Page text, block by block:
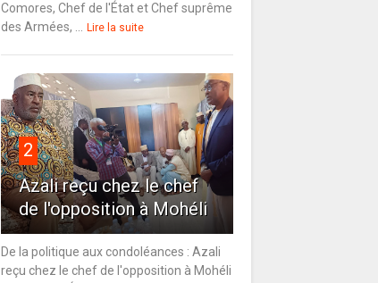
Comores, Chef de l'État et Chef suprême
des Armées, ...
Lire la suite
2
Azali reçu chez le chef
de l'opposition à Mohéli
De la politique aux condoléances : Azali
reçu chez le chef de l'opposition à Mohéli